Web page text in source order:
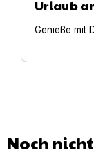
Urlaub
Genieße mit
Noch